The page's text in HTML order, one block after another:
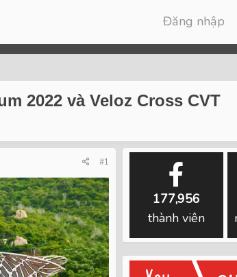
Đăng nhập
2022 và Veloz Cross CVT
#1
177,956
thành viên